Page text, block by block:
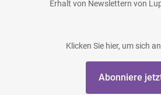
Erhalt von Newslettern von
Klicken Sie hier, um sich
Abonniere